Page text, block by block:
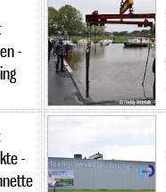
-
-